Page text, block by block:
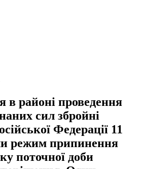
в районі проведення
сил збройні
Федерації 11
режим припинення
поточної доби